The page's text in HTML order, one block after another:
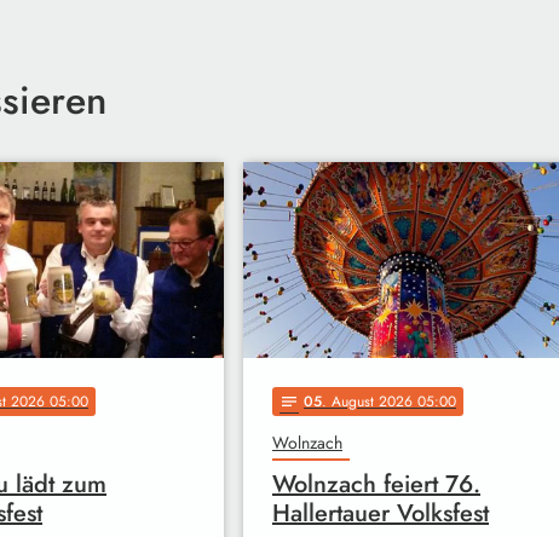
2026 05:00
lädt zum
notes 05. August 2026 05:00
Wolnzach
Wolnzach feiert 76.
Hallertauer Volksfest